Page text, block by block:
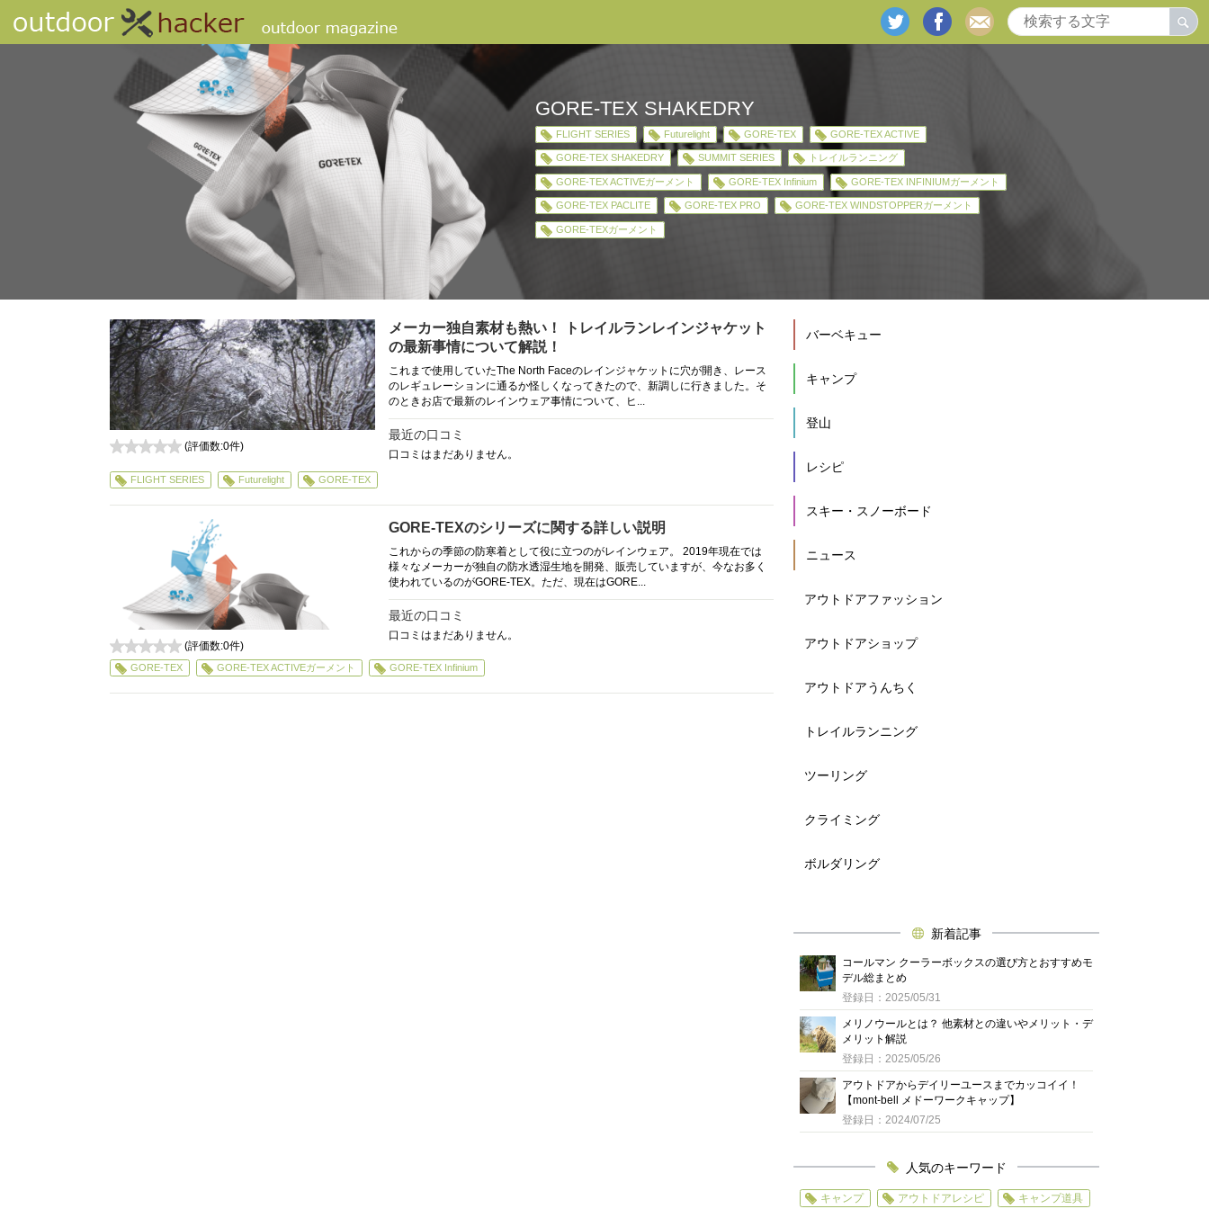
GORE-TEX SHAKEDRY
FLIGHT SERIES Futurelight GORE-TEX GORE-TEX ACTIVE
GORE-TEX SHAKEDRY SUMMIT SERIES トレイルランニング
GORE-TEX ACTIVEガーメント GORE-TEX Infinium GORE-TEX INFINIUMガーメント
GORE-TEX PACLITE GORE-TEX PRO GORE-TEX WINDSTOPPERガーメント
GORE-TEXガーメント
メーカー独自素材も熱い！ トレイルランレインジャケット
の最新事情について解説！
これまで使用していたThe North Faceのレインジャケットに穴が開き、レース
のレギュレーションに通るか怪しくなってきたので、新調しに行きました。そ
のときお店で最新のレインウェア事情について、ヒ...
最近の口コミ
口コミはまだありません。
(評価数:0件)
FLIGHT SERIES Futurelight GORE-TEX
GORE-TEXのシリーズに関する詳しい説明
これからの季節の防寒着として役に立つのがレインウェア。 2019年現在では
様々なメーカーが独自の防水透湿生地を開発、販売していますが、今なお多く
使われているのがGORE-TEX。ただ、現在はGORE...
最近の口コミ
口コミはまだありません。
0
(評価数:0件)
GORE-TEX GORE-TEX ACTIVEガーメント GORE-TEX Infinium
バーベキュー
キャンプ
登山
レシピ
スキー・スノーボード
ニュース
アウトドアファッション
アウトドアショップ
アウトドアうんちく
トレイルランニング
ツーリング
クライミング
ボルダリング
新着記事
コールマン クーラーボックスの選び方とおすすめモ
デル総まとめ
登録日：2025/05/31
メリノウールとは？ 他素材との違いやメリット・デ
メリット解説
登録日：2025/05/26
アウトドアからデイリーユースまでカッコイイ！
【mont-bell メドーワークキャップ】
登録日：2024/07/25
人気のキーワード
キャンプ アウトドアレシピ キャンプ道具